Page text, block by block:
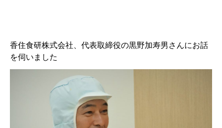
香住食研株式会社、代表取締役の黒野加寿男さんにお話
を伺いました